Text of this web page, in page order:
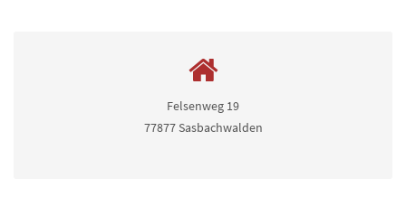
Felsenweg 19
77877 Sasbachwalden